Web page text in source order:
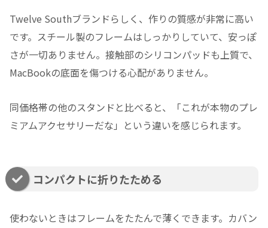
Twelve Southブランドらしく、作りの質感が非常に高い
です。スチール製のフレームはしっかりしていて、安っぽ
さが一切ありません。接触部のシリコンパッドも上質で、
MacBookの底面を傷つける心配がありません。
同価格帯の他のスタンドと比べると、「これが本物のプレ
ミアムアクセサリーだな」という違いを感じられます。
コンパクトに折りたためる
使わないときはフレームをたたんで薄くできます。カバン